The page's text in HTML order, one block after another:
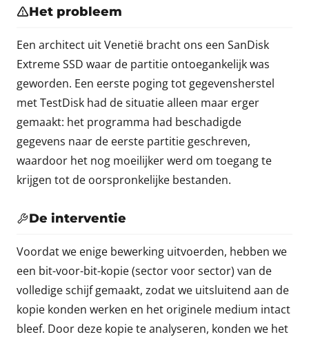
Het probleem
Een architect uit Venetië bracht ons een SanDisk
Extreme SSD waar de partitie ontoegankelijk was
geworden. Een eerste poging tot gegevensherstel
met TestDisk had de situatie alleen maar erger
gemaakt: het programma had beschadigde
gegevens naar de eerste partitie geschreven,
waardoor het nog moeilijker werd om toegang te
krijgen tot de oorspronkelijke bestanden.
De interventie
Voordat we enige bewerking uitvoerden, hebben we
een bit-voor-bit-kopie (sector voor sector) van de
volledige schijf gemaakt, zodat we uitsluitend aan de
kopie konden werken en het originele medium intact
bleef. Door deze kopie te analyseren, konden we het